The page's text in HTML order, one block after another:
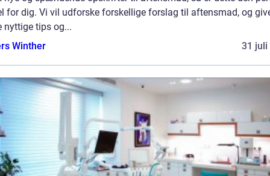
for dig. Vi vil udforske forskellige forslag til aftensmad, og
nyttige tips og...
Winther
31 juli